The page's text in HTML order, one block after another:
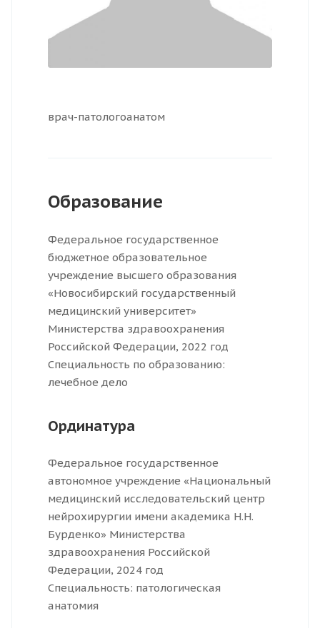
врач-патологоанатом
Образование
Федеральное государственное
бюджетное образовательное
учреждение высшего образования
«Новосибирский государственный
медицинский университет»
Министерства здравоохранения
Российской Федерации, 2022 год
Специальность по образованию:
лечебное дело
Ординатура
Федеральное государственное
автономное учреждение «Национальный
медицинский исследовательский центр
нейрохирургии имени академика Н.Н.
Бурденко» Министерства
здравоохранения Российской
Федерации, 2024 год
Специальность: патологическая
анатомия